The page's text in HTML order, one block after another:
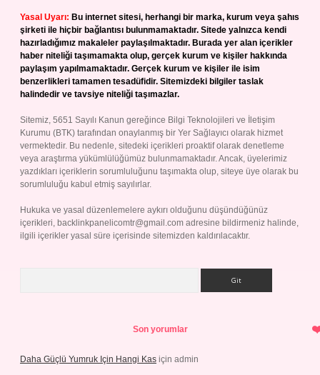
Yasal Uyarı: Bu internet sitesi, herhangi bir marka, kurum veya şahıs
şirketi ile hiçbir bağlantısı bulunmamaktadır. Sitede yalnızca kendi
hazırladığımız makaleler paylaşılmaktadır. Burada yer alan içerikler
haber niteliği taşımamakta olup, gerçek kurum ve kişiler hakkında
paylaşım yapılmamaktadır. Gerçek kurum ve kişiler ile isim
benzerlikleri tamamen tesadüfidir. Sitemizdeki bilgiler taslak
halindedir ve tavsiye niteliği taşımazlar.
Sitemiz, 5651 Sayılı Kanun gereğince Bilgi Teknolojileri ve İletişim
Kurumu (BTK) tarafından onaylanmış bir Yer Sağlayıcı olarak hizmet
vermektedir. Bu nedenle, sitedeki içerikleri proaktif olarak denetleme
veya araştırma yükümlülüğümüz bulunmamaktadır. Ancak, üyelerimiz
yazdıkları içeriklerin sorumluluğunu taşımakta olup, siteye üye olarak bu
sorumluluğu kabul etmiş sayılırlar.
Hukuka ve yasal düzenlemelere aykırı olduğunu düşündüğünüz
içerikleri, backlinkpanelicomtr@gmail.com adresine bildirmeniz halinde,
ilgili içerikler yasal süre içerisinde sitemizden kaldırılacaktır.
Son yorumlar
Daha Güçlü Yumruk Için Hangi Kas için admin